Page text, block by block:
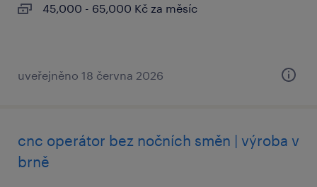
45,000 - 65,000 Kč za měsíc
uveřejněno 18 června 2026
cnc operátor bez nočních směn | výroba v
brně